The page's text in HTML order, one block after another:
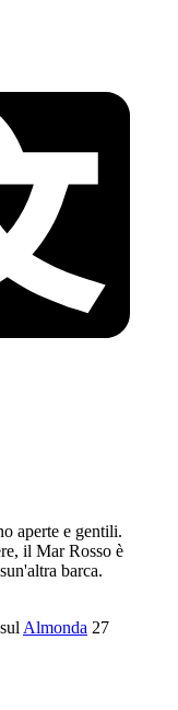
aperte e gentili.
il Mar Rosso è
barca.
Almonda 27